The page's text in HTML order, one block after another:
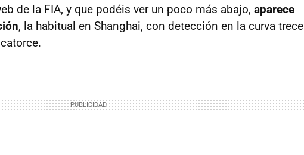
de la FIA, y que podéis ver un poco más abajo, aparece
, la habitual en Shanghai, con detección en la curva trece